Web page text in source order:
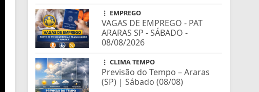
EMPREGO
VAGAS DE EMPREGO - PAT
ARARAS SP - SÁBADO -
08/08/2026
CLIMA TEMPO
Previsão do Tempo – Araras
(SP) | Sábado (08/08)